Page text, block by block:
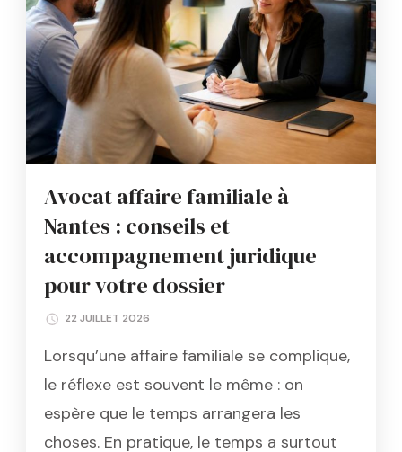
Avocat affaire familiale à
Nantes : conseils et
accompagnement juridique
pour votre dossier
22 JUILLET 2026
Lorsqu’une affaire familiale se complique,
le réflexe est souvent le même : on
espère que le temps arrangera les
choses. En pratique, le temps a surtout